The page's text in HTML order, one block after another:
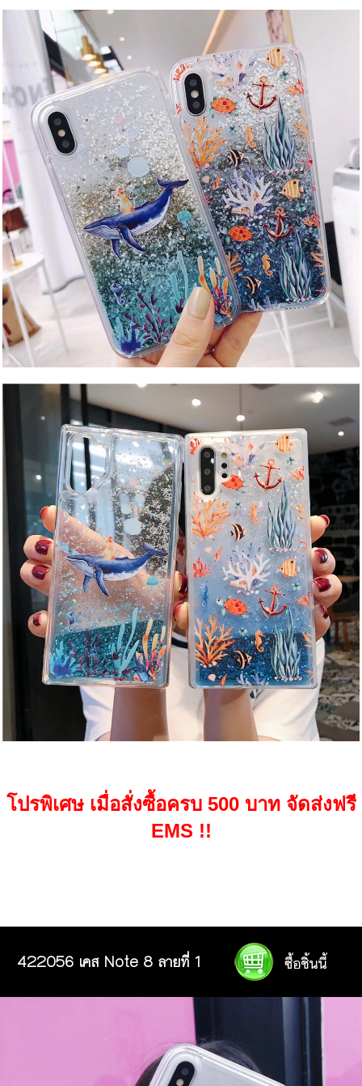
โปรพิเศษ เมื่อสั่งซื้อครบ 500 บาท จัดส่งฟรี
EMS !!
422056 เคส Note 8 ลายที่ 1